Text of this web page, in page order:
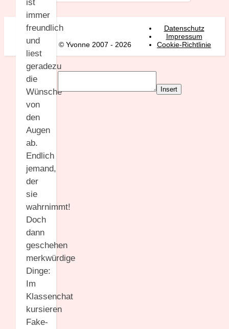
ist
immer
freundlich
und
liest
geradezu
die
Wünsche
von
den
Augen
ab.
Endlich
jemand,
der
sie
wahrnimmt!
Doch
dann
geschehen
merkwürdige
Dinge:
Im
Klassenchat
kursieren
Fake-
© Yvonne 2007 - 2026
Datenschutz
Impressum
Cookie-Richtlinie
Insert